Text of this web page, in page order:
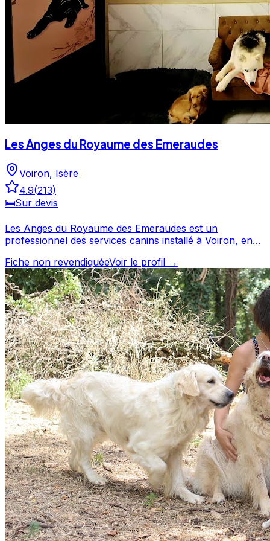
Les Anges du Royaume des Emeraudes
Voiron, Isère
4.9(213)
🛏️Sur devis
Les Anges du Royaume des Emeraudes est un
professionnel des services canins installé à Voiron, en
sur 213 avis, Les Anges du Royaume des Emeraudes fait
partie des professionnels canins les mieux notés de
Voiron. Consultez son profil pour découvrir ses services
et le contacter directement. Les Anges du Royaume des
Emeraudes est un professionnel du service canin situé à
Voiron. Noté 4.9/5 ⭐⭐⭐⭐⭐ sur Google Maps avec 213
avis.
Fiche non revendiquéeVoir le profil →